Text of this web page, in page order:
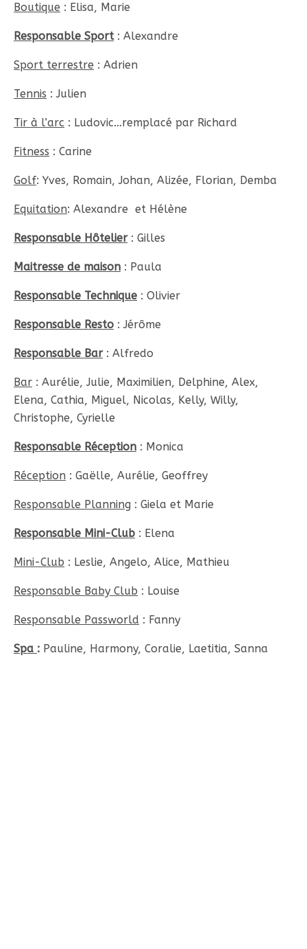
Boutique : Elisa, Marie
Responsable Sport: Alexandre
Sport terrestre : Adrien
Tennis : Julien
Tir à l’arc : Ludovic…remplacé par Richard
Fitness : Carine
Golf: Yves, Romain, Johan, Alizée, Florian, Demba
Equitation: Alexandre et Hélène
Responsable Hôtelier: Gilles
Maitresse de maison : Paula
Responsable Technique : Olivier
Responsable Resto : Jérôme
Responsable Bar: Alfredo
Bar : Aurélie, Julie, Maximilien, Delphine, Alex,
Elena, Cathia, Miguel, Nicolas, Kelly, Willy,
Christophe, Cyrielle
Responsable Réception : Monica
Réception : Gaëlle, Aurélie, Geoffrey
Responsable Planning : Giela et Marie
Responsable Mini-Club : Elena
Mini-Club : Leslie, Angelo, Alice, Mathieu
Responsable Baby Club : Louise
Responsable Passworld : Fanny
Spa : Pauline, Harmony, Coralie, Laetitia, Sanna